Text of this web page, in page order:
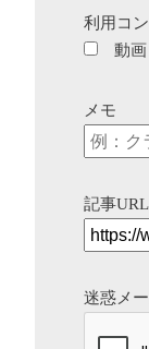
利用コ
動画
メモ
記事URL
迷惑メ